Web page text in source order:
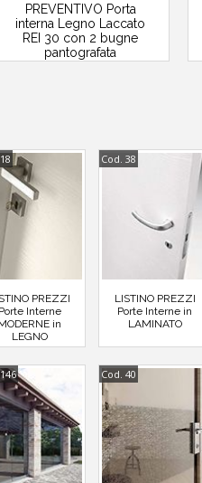
PREVENTIVO Porta
interna Legno Laccato
REI 30 con 2 bugne
pantografata
PREZZI
Porte Interne
in
LEGNO
Cod. 38
LISTINO PREZZI
Porte Interne in
LAMINATO
Cod. 40